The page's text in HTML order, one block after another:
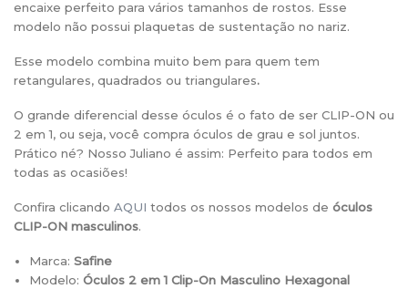
encaixe perfeito para vários tamanhos de rostos. Esse
modelo não possui plaquetas de sustentação no nariz.
Esse modelo combina muito bem para quem tem
retangulares, quadrados ou triangulares.
O grande diferencial desse óculos é o fato de ser CLIP-ON ou
2 em 1, ou seja, você compra óculos de grau e sol juntos.
Prático né? Nosso Juliano é assim: Perfeito para todos em
todas as ocasiões!
Confira clicando AQUI todos os nossos modelos de óculos
CLIP-ON masculinos.
Marca:Safine
Modelo:Óculos 2 em 1 Clip-On Masculino Hexagonal